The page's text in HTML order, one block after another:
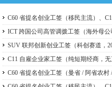
C60 省提名创业工签（移民主流）、
ICT 跨国高管工签比较
ICT 跨国公司高管调拨工签（海外母公
SUV 联邦创新创业工签（科创赛道，
C11 自雇企业家工签（纯短期经商，无
C60 省提名创业工签（曼省 / 阿省农